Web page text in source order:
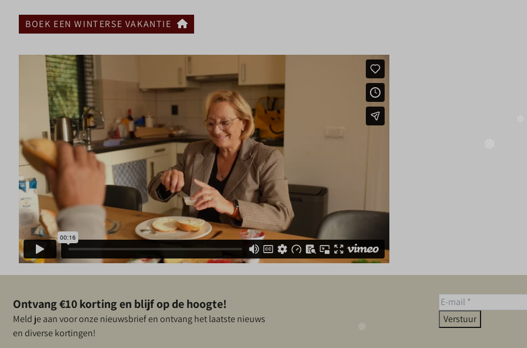
BOEK EEN WINTERSE VAKANTIE
Ontvang €10 korting en blijf op de hoogte!
Meld je aan voor onze nieuwsbrief en ontvang het laatste nieuws
en diverse kortingen!
Verstuur
✽
❆
✽